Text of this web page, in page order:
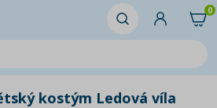
0
kostým Ledová víla